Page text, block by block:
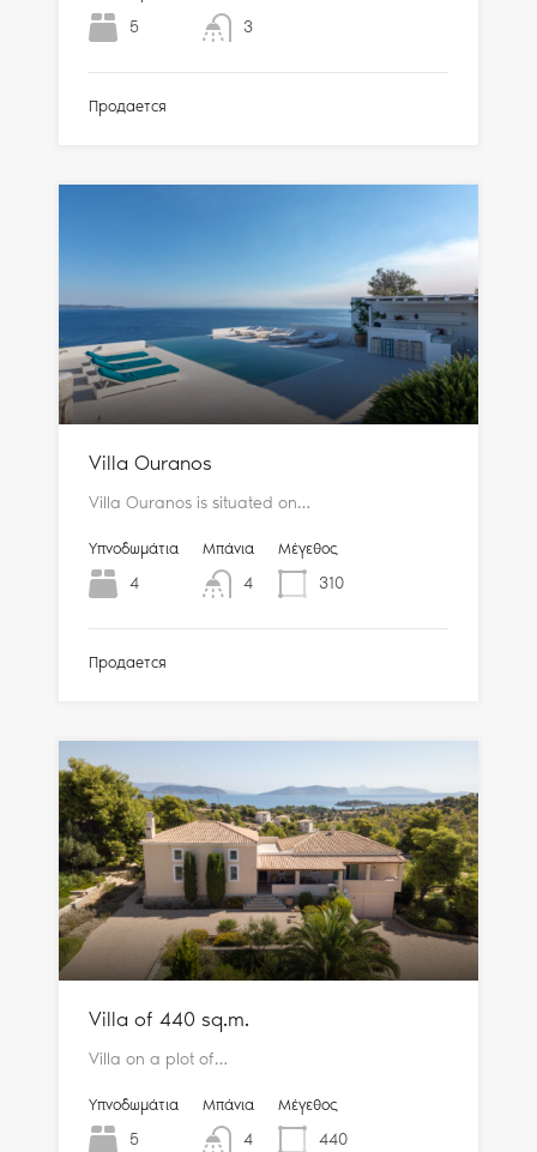
5 3
Продается
Villa Ouranos
Villa Ouranos is situated on…
Υπνοδωμάτια
4
Μπάνια
4
Μέγεθος
310
Продается
Villa of 440 sq.m.
Villa on a plot of…
Υπνοδωμάτια
5
Μπάνια
4
Μέγεθος
440